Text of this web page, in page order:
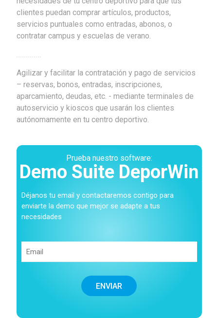
clientes puedan comprar artículos, productos,
servicios puntuales como entradas, abonos, o
contratar campus y escuelas de verano.
Agilizar y facilitar la contratación y pago de servicios
– reservas, bonos, entradas, inscripciones,
aparcamiento, deudas, etc. - mediante terminales de
autoservicio y kioscos que usarán los clientes
autónomamente en tu centro deportivo.
Prueba nuestro software:
Demo Suite DeporWin
Déjanos tu email y contactaremos contigo para
enviarte la demo que mejor se adapte a tus
necesidades